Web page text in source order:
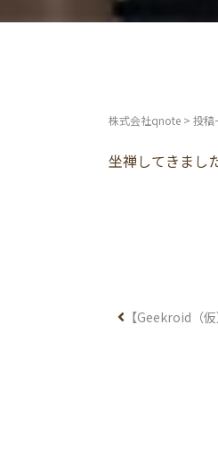
株式会社qnote > 投稿
坐禅してきまし
【Geekroid（